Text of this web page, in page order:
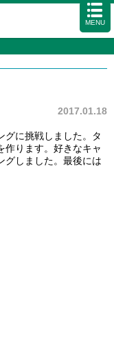
MENU
カリキュラム
せ サイトマップ
2017.01.18
グに挑戦しました。タ
作ります。好きなキャ
グしました。最後には